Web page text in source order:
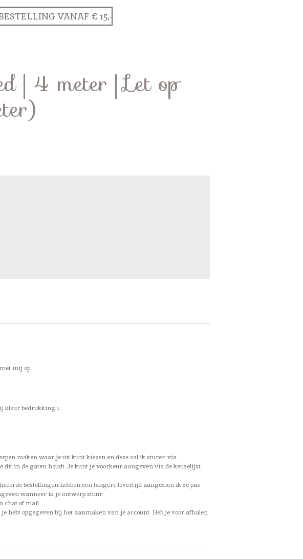
VANAF € 15,-
| 4 meter | Let op
mij op.
kleur bedrukking 1.
maken waar je uit kunt kiezen en deze zal ik sturen via
in de gaten houdt. Je kunt je voorkeur aangeven via de keuzelijst:
bestellingen hebben een langere levertijd aangezien ik ze pas
wanneer ik je ontwerp stuur.
chat of mail.
opgegeven bij het aanmaken van je account. Heb je voor afhalen